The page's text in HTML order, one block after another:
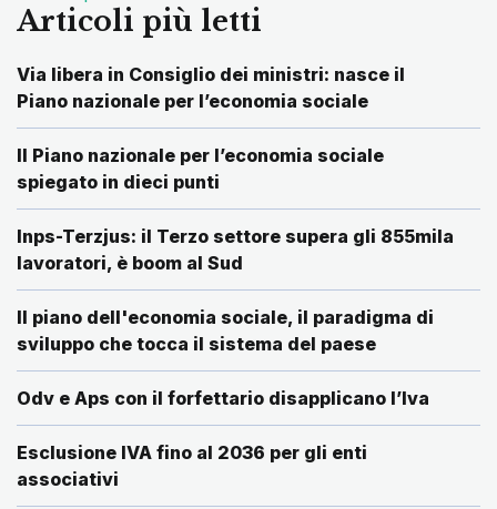
Articoli più letti
Via libera in Consiglio dei ministri: nasce il
Piano nazionale per l’economia sociale
Il Piano nazionale per l’economia sociale
spiegato in dieci punti
Inps-Terzjus: il Terzo settore supera gli 855mila
lavoratori, è boom al Sud
Il piano dell'economia sociale, il paradigma di
sviluppo che tocca il sistema del paese
Odv e Aps con il forfettario disapplicano l’Iva
Esclusione IVA fino al 2036 per gli enti
associativi